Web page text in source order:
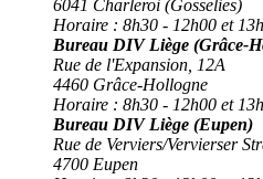
6041 Charleroi (Gosselies)
Horaire : 8h30 - 12h00 et
Bureau DIV Liège (Grâce-
Rue de l'Expansion, 12A
4460 Grâce-Hollogne
Horaire : 8h30 - 12h00 et
Bureau DIV Liège (Eupen)
Rue de Verviers/Vervierser
4700 Eupen